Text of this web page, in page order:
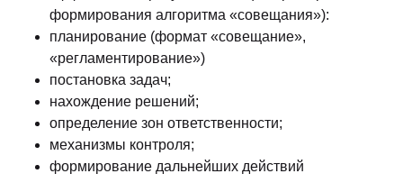
формирования алгоритма «совещания»):
планирование (формат «совещание»,
«регламентирование»)
постановка задач;
нахождение решений;
определение зон ответственности;
механизмы контроля;
формирование дальнейших действий